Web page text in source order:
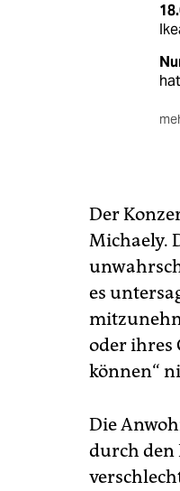
Der
Michaely.
es
oder ihres
können“
Die
durch den